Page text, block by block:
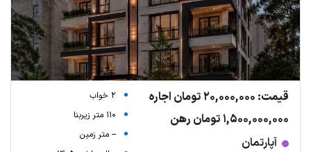
قیمت: 20,000,000 تومان اجاره
1,500,000,000 تومان رهن
آپارتمان
2 خواب
110 متر زیربنا
-- متر زمین